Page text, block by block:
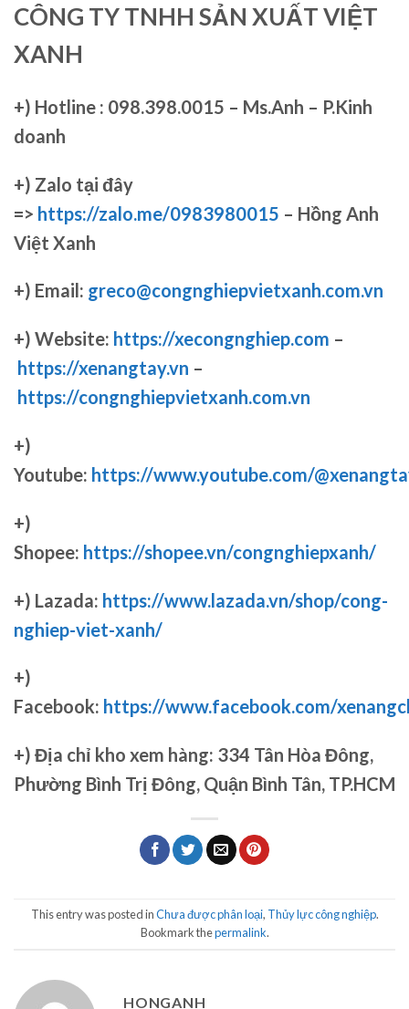
CÔNG TY TNHH SẢN XUẤT VIỆT
XANH
+) Hotline : 098.398.0015 – Ms.Anh – P.Kinh
doanh
+) Zalo tại đây
=> https://zalo.me/0983980015 – Hồng Anh
Việt Xanh
+) Email: greco@congnghiepvietxanh.com.vn
+) Website: https://xecongnghiep.com –
https://xenangtay.vn –
https://congnghiepvietxanh.com.vn
+)
Youtube: https://www.youtube.com/
+)
Shopee: https://shopee.vn/congnghiepxanh/
+) Lazada: https://www.lazada.vn/shop/cong-
nghiep-viet-xanh/
+)
Facebook: https://www.facebook.com/
+) Địa chỉ kho xem hàng: 334 Tân Hòa Đông,
Phường Bình Trị Đông, Quận Bình Tân, TP.HCM
This entry was posted inChưa được phân loại, Thủy lực công nghiệp.
Bookmark thepermalink.
HONGANH